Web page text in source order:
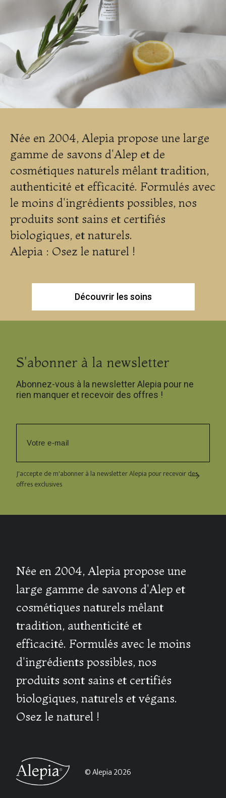
Née en 2004, Alepia propose une large
gamme de savons d'Alep et de
cosmétiques naturels mêlant tradition,
authenticité et efficacité. Formulés avec
le moins d'ingrédients possibles, nos
produits sont sains et certifiés
biologiques, et naturels.
Alepia : Osez le naturel !
Découvrir les soins
S'abonner à la newsletter
Abonnez-vous à la newsletter Alepia pour ne
rien manquer et recevoir des offres !
J'accepte de m'abonner à la newsletter Alepia pour recevoir des
offres exclusives
Née en 2004, Alepia propose une
large gamme de savons d'Alep et
cosmétiques naturels mêlant
tradition, authenticité et
efficacité. Formulés avec le moins
d'ingrédients possibles, nos
produits sont sains et certifiés
biologiques, naturels et végans.
Osez le naturel !
© Alepia 2026